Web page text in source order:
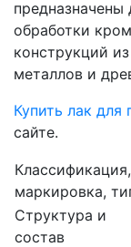
обработки
конструкций
металлов и
Купить лак для
сайте.
Классификация,
маркировка,
Структура и
состав